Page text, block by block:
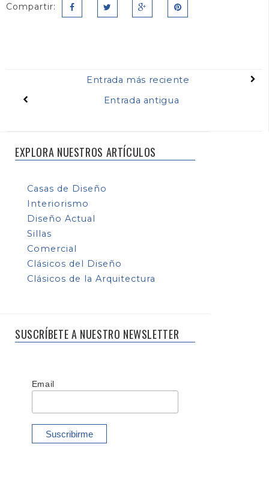
Compartir:
Entrada más reciente
Entrada antigua
EXPLORA NUESTROS ARTÍCULOS
Casas de Diseño
Interiorismo
Diseño Actual
Sillas
Comercial
Clásicos del Diseño
Clásicos de la Arquitectura
SUSCRÍBETE A NUESTRO NEWSLETTER
Email